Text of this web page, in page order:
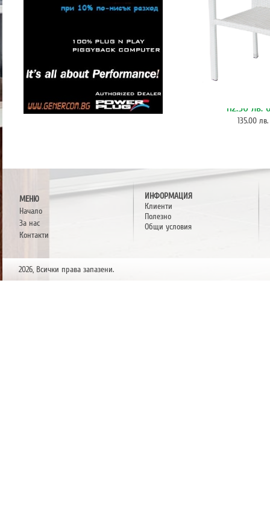
112.50 лв.
135.00 лв.
МЕНЮ
Начало
За нас
Контакти
ИНФОРМАЦИЯ
Клиенти
Полезно
Общи условия
2026, Всички права запазени.